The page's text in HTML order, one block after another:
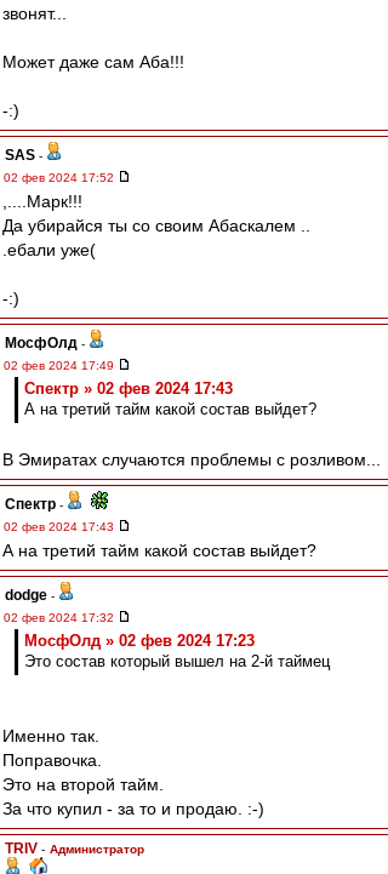
звонят...
Может даже сам Аба!!!
-:)
SAS -
02 фев 2024 17:52
,....Марк!!!
Да убирайся ты со своим Абаскалем ..
.ебали уже(
-:)
МосфОлд -
02 фев 2024 17:49
Спектр » 02 фев 2024 17:43
А на третий тайм какой состав выйдет?
В Эмиратах случаются проблемы с розливом...
Спектр -
02 фев 2024 17:43
А на третий тайм какой состав выйдет?
dodge -
02 фев 2024 17:32
МосфОлд » 02 фев 2024 17:23
Это состав который вышел на 2-й таймец
Именно так.
Поправочка.
Это на второй тайм.
За что купил - за то и продаю. :-)
TRIV - Администратор